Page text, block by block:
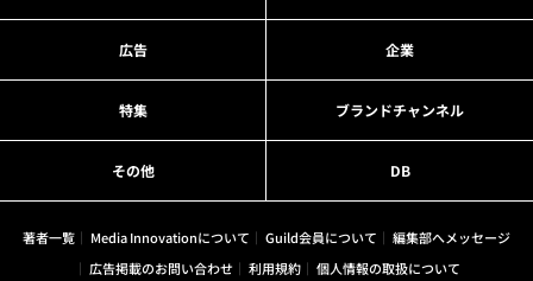
広告 企業
特集 ブランドチャンネル
その他 DB
著者一覧 Media Innovationについて Guild会員について
編集部へメッセージ
広告掲載のお問い合わせ
利用規約
個人情報の取扱について